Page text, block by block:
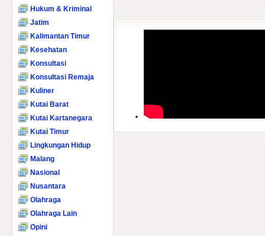
Hukum & Kriminal
Jatim
Kalimantan Timur
Kesehatan
Konsultasi
Konsultasi Remaja
Kuliner
Kutai Barat
Kutai Kartanegara
Kutai Timur
Lingkungan Hidup
Malang
Nasional
Nusantara
Olahraga
Olahraga Lain
Opini